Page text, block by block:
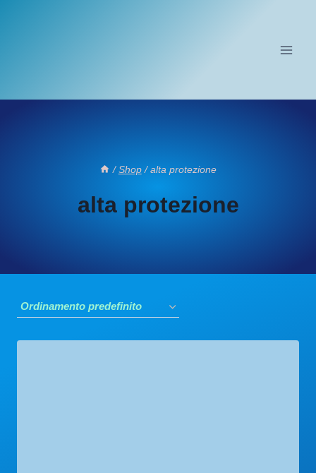
/ Shop / alta protezione
alta protezione